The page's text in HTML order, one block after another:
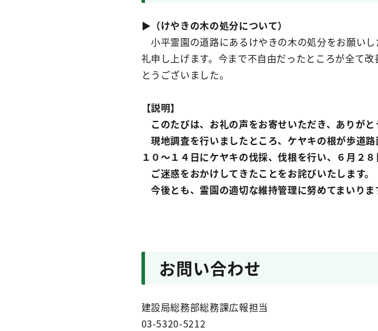
▶ （けやきの木の処分について）
小平霊園の道路にあるけやきの木の処分をお願い
礼申し上げます。今まで不自由だったところが全て
とうございました。
【説明】
このたびは、お礼の声をお寄せいただき、ありがと
現地調査を行いましたところ、ケヤキの根が歩道
１０～１４日にケヤキの伐採、伐根を行い、６月２
ご迷惑をおかけしてきたことをお詫びいたします。
今後とも、霊園の適切な維持管理に努めてまいりま
お問い合わせ
建設局総務部総務課広報担当
03-5320-5212